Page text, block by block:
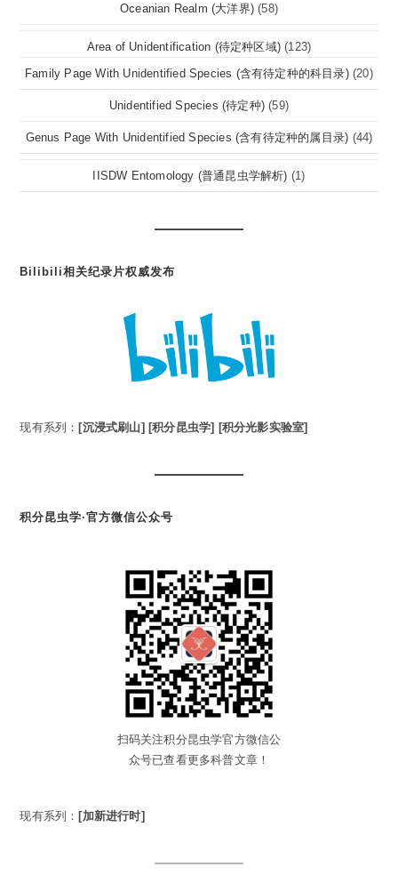
Oceanian Realm (大洋界) (58)
Area of Unidentification (待定种区域) (123)
Family Page With Unidentified Species (含有待定种的科目录) (20)
Unidentified Species (待定种) (59)
Genus Page With Unidentified Species (含有待定种的属目录) (44)
IISDW Entomology (普通昆虫学解析) (1)
Bilibili相关纪录片权威发布
现有系列： [沉浸式刷山] [积分昆虫学] [积分光影实验室]
积分昆虫学·官方微信公众号
扫码关注积分昆虫学官方微信公
众号已查看更多科普文章！
现有系列： [加新进行时]